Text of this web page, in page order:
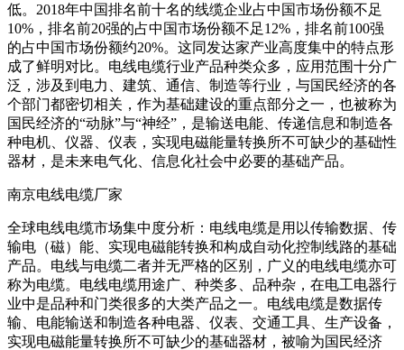
低。2018年中国排名前十名的线缆企业占中国市场份额不足
10%，排名前20强的占中国市场份额不足12%，排名前100强
的占中国市场份额约20%。这同发达家产业高度集中的特点形
成了鲜明对比。电线电缆行业产品种类众多，应用范围十分广
泛，涉及到电力、建筑、通信、制造等行业，与国民经济的各
个部门都密切相关，作为基础建设的重点部分之一，也被称为
国民经济的“动脉”与“神经”，是输送电能、传递信息和制造各
种电机、仪器、仪表，实现电磁能量转换所不可缺少的基础性
器材，是未来电气化、信息化社会中必要的基础产品。
南京电线电缆厂家
全球电线电缆市场集中度分析：电线电缆是用以传输数据、传
输电（磁）能、实现电磁能转换和构成自动化控制线路的基础
产品。电线与电缆二者并无严格的区别，广义的电线电缆亦可
称为电缆。电线电缆用途广、种类多、品种杂，在电工电器行
业中是品种和门类很多的大类产品之一。电线电缆是数据传
输、电能输送和制造各种电器、仪表、交通工具、生产设备，
实现电磁能量转换所不可缺少的基础器材，被喻为国民经济